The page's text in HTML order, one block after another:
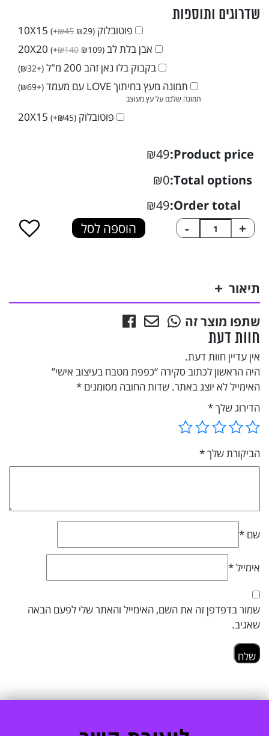
שדרוגים ותוספות
פוטובלוק 10X15 (+₪45 ₪29)
אבן בלת לב 20X20 (+₪140 ₪109)
בקבוק בלו נאן זהב 200 מ"ל (
+
₪32
)
תמונה מעץ בחיתוך LOVE עם מעמד (
+
₪69
)
תמונה שלכם על עץ מעוצב
פוטובלוק 20X15 (+₪45)
Product price:
₪49
Total options:
₪0
Order total:
₪49
+
כמות
של
בעיצוב
אישי
- הוספה לסל
תיאור
שתפו מוצר זה
חוות דעת
אין עדיין חוות דעת.
היה הראשון לכתוב סקירה “כפפת מטבח בעיצוב אישי”
האימייל לא יוצג באתר. שדות החובה מסומנים *
הדירוג שלך*
הביקורת שלך*
שם *
אימייל*
שמור בדפדפן זה את השם, האימייל והאתר שלי לפעם הבאה
שאגיב.